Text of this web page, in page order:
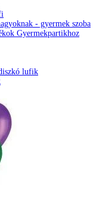
- gyermek szoba
Gyermekpartikhoz
lufik